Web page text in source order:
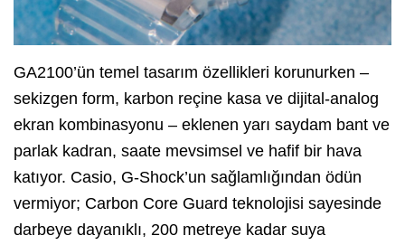
GA2100’ün temel tasarım özellikleri korunurken –
sekizgen form, karbon reçine kasa ve dijital-analog
ekran kombinasyonu – eklenen yarı saydam bant ve
parlak kadran, saate mevsimsel ve hafif bir hava
katıyor. Casio, G-Shock’un sağlamlığından ödün
vermiyor; Carbon Core Guard teknolojisi sayesinde
darbeye dayanıklı, 200 metreye kadar suya